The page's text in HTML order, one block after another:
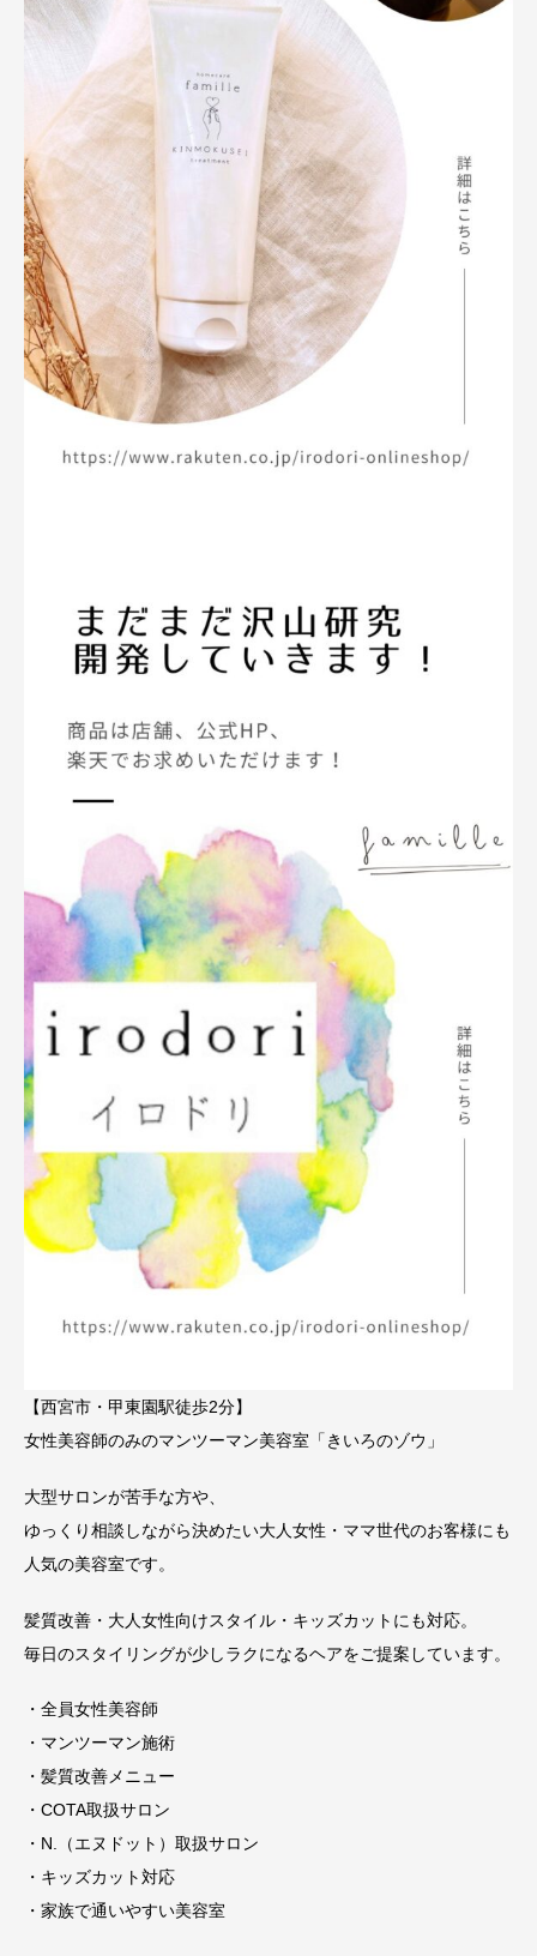
【西宮市・甲東園駅徒歩2分】
女性美容師のみのマンツーマン美容室「きいろのゾウ」
大型サロンが苦手な方や、
ゆっくり相談しながら決めたい大人女性・ママ世代のお客様にも
人気の美容室です。
髪質改善・大人女性向けスタイル・キッズカットにも対応。
毎日のスタイリングが少しラクになるヘアをご提案しています。
・全員女性美容師
・マンツーマン施術
・髪質改善メニュー
・COTA取扱サロン
・N.（エヌドット）取扱サロン
・キッズカット対応
・家族で通いやすい美容室